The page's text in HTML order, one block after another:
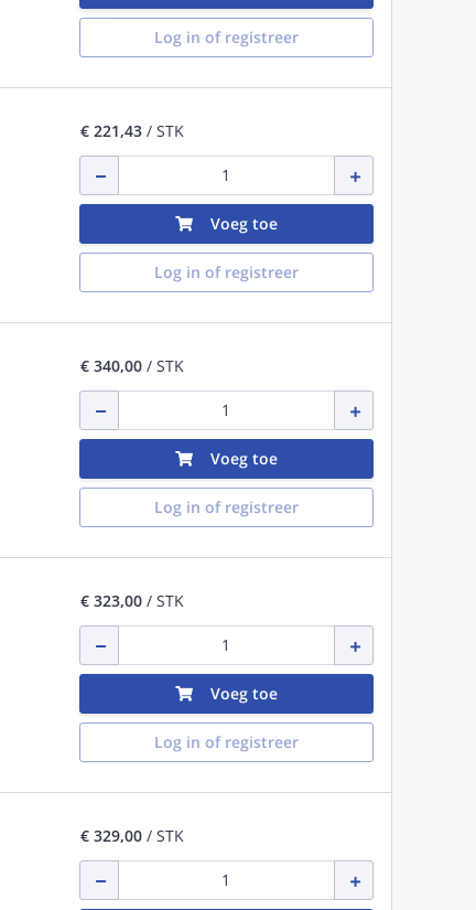
Log in of registreer
€ 221,43/ STK
Voeg toe
Log in of registreer
€ 340,00/ STK
Voeg toe
Log in of registreer
€ 323,00/ STK
Voeg toe
Log in of registreer
€ 329,00/ STK